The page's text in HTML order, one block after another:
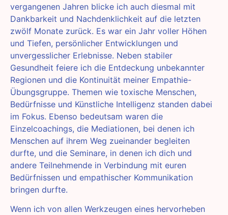
vergangenen Jahren blicke ich auch diesmal mit
Dankbarkeit und Nachdenklichkeit auf die letzten
zwölf Monate zurück. Es war ein Jahr voller Höhen
und Tiefen, persönlicher Entwicklungen und
unvergesslicher Erlebnisse. Neben stabiler
Gesundheit feiere ich die Entdeckung unbekannter
Regionen und die Kontinuität meiner Empathie-
Übungsgruppe. Themen wie toxische Menschen,
Bedürfnisse und Künstliche Intelligenz standen dabei
im Fokus. Ebenso bedeutsam waren die
Einzelcoachings, die Mediationen, bei denen ich
Menschen auf ihrem Weg zueinander begleiten
durfte, und die Seminare, in denen ich dich und
andere Teilnehmende in Verbindung mit euren
Bedürfnissen und empathischer Kommunikation
bringen durfte.
Wenn ich von allen Werkzeugen eines hervorheben